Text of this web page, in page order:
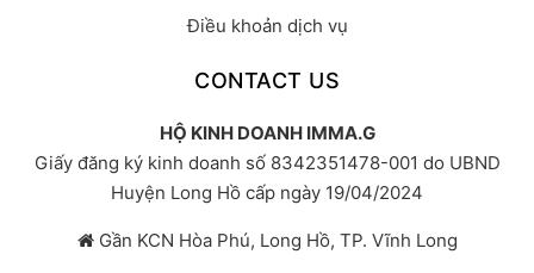
Điều khoản dịch vụ
CONTACT US
HỘ KINH DOANH IMMA.G
Giấy đăng ký kinh doanh số 8342351478-001 do UBND
Huyện Long Hồ cấp ngày 19/04/2024
Gần KCN Hòa Phú, Long Hồ, TP. Vĩnh Long